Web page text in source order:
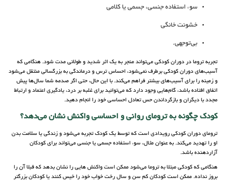
سوء استفاده جنسی، جسمی یا کلامی
خشونت خانگی
بی‌توجهی.
تجربه تروما در دوران کودکی می‌تواند منجر به یک اثر شدید و طولانی مدت شود. هنگامی که
آسیب‌های دوران کودکی برطرف نمی‌شود، احساس ترس و درماندگی به بزرگسالی منتقل می‌شود
و زمینه را برای آسیب‌های بیشتر فراهم می‌کند. با این حال، حتی اگر صدمه شما سال‌ها پیش
اتفاق افتاده باشد، گام‌هایی وجود دارد که می‌توانید برای غلبه بر درد، یادگیری اعتماد و ارتباط
مجدد با دیگران و بازگرداندن حس تعادل احساسی خود را انجام دهید.
کودک چگونه به ترومای روانی و احساسی واکنش نشان می‌دهد؟
ترومای دوران کودکی رویدادی است که توسط یک کودک تجربه می‌شود و زندگی یا سلامت بدن
او را تهدید می‌کند. به عنوان مثال، سوء استفاده جسمی یا جنسی می‌تواند برای کودکان
آزاردهنده باشد.
هنگامی که کودکی مبتلا به تروما می‌شود ممکن است واکنش هایی را نشان بدهد که قبلا آن را
بروز نداده. ممکن است کودکان کم سن و سال رخت خواب خود را خیس کنند یا کودکان بزرگتر